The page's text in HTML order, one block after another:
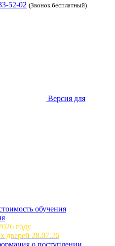
52-02 (Звонок бесплатный)
Версия для
обучения
году
дверей 28.07.26
о поступлении